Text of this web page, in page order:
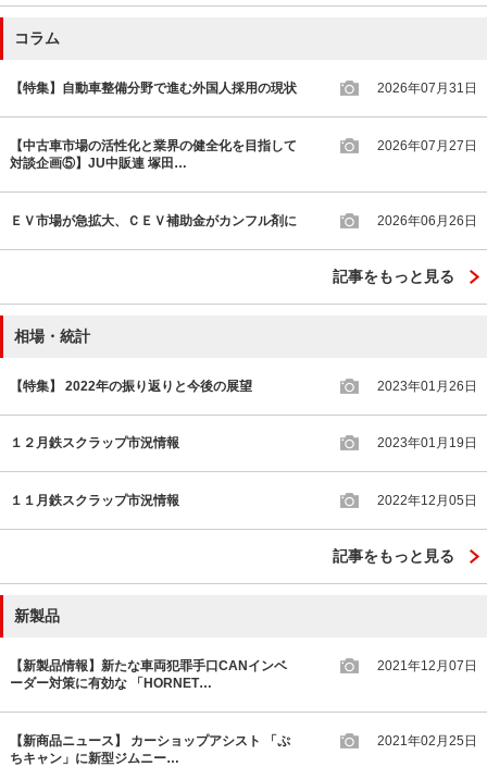
コラム
【特集】自動車整備分野で進む外国人採用の現状 2026年07月31日
【中古車市場の活性化と業界の健全化を目指して
対談企画⑤】JU中販連 塚田…
2026年07月27日
ＥＶ市場が急拡大、ＣＥＶ補助金がカンフル剤に 2026年06月26日
記事をもっと見る
相場・統計
【特集】 2022年の振り返りと今後の展望 2023年01月26日
１２月鉄スクラップ市況情報 2023年01月19日
１１月鉄スクラップ市況情報 2022年12月05日
記事をもっと見る
新製品
【新製品情報】新たな車両犯罪手口CANインベ
ーダー対策に有効な 「HORNET…
2021年12月07日
【新商品ニュース】 カーショップアシスト 「ぷ
ちキャン」に新型ジムニー…
2021年02月25日